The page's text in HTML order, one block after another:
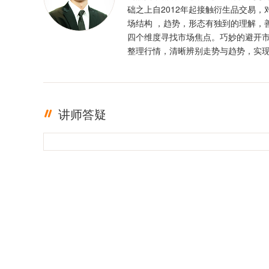
础之上自2012年起接触衍生品交易，
场结构 ，趋势，形态有独到的理解，
四个维度寻找市场焦点。巧妙的避开
整理行情，清晰辨别走势与趋势，实
讲师答疑